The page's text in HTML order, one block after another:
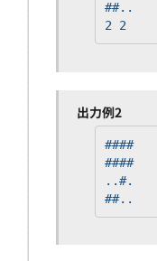
##..
2 2
出力例2
####
####
..#.
##..